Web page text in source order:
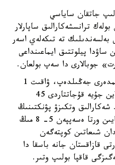
جاتقان ساياسي
ترانسشەكارالىق ساپارلار
تە تىكەلەي اسەر
پيلوتتىق ايماعىنداعى
جوبالارى دا سەپ بولعان.
كولىك قۇرالدارىن تەكسەرۋ راسىمدەرى جەڭىلدەپ، ۋاقىت 1
مينۋتقا دەيىن قىسقاردى. ال ونلاين جۇيە قۇجاتتاردى 45
وتكىزۋ پۋنكتىنىڭ
كىرۋ-شىعۋ زالى ارقىلى كۇن سايىن ورتا ەسەپپەن 5- 8 مىڭ
شىعاتىن كوپتەگەن
قازاقستان جانە باسقا دا
قاقپا بولىپ وتىر.